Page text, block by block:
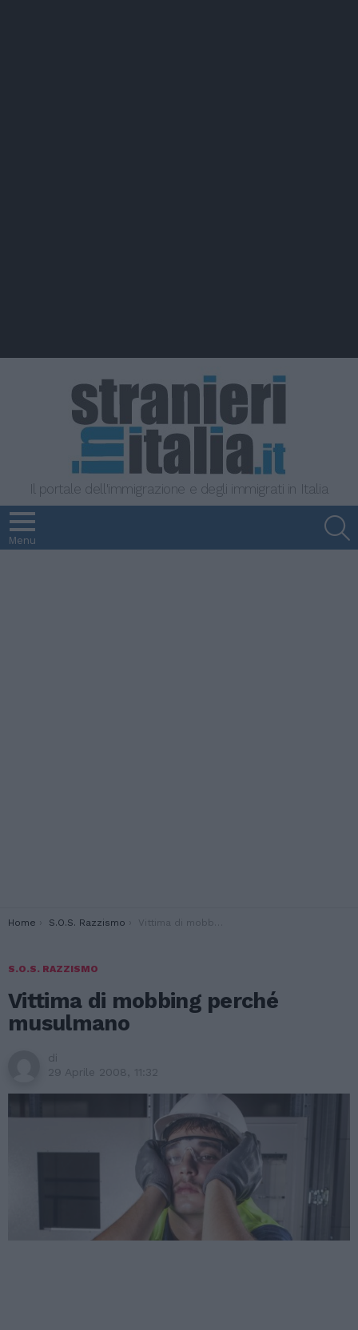
Il portale dell'immigrazione e degli immigrati in Italia
Menu
You are here:
Home S.O.S. Razzismo Vittima di mobbing perché musulmano
S.O.S. RAZZISMO
Vittima di mobbing perché
musulmano
di
29 Aprile 2008, 11:32